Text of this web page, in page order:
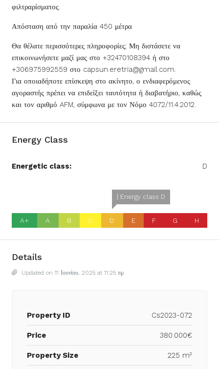
φιλτραρίσματος.
Απόσταση από την παραλία 450 μέτρα
Θα θέλατε περισσότερες πληροφορίες; Μη διστάσετε να
επικοινωνήσετε μαζί μας στο +32470108394 ή στο
+306975992559 στο capsun.eretria@gmail.com.
Για οποιαδήποτε επίσκεψη στο ακίνητο, ο ενδιαφερόμενος
αγοραστής πρέπει να επιδείξει ταυτότητα ή διαβατήριο, καθώς
και τον αριθμό AFM, σύμφωνα με τον Νόμο 4072/11.4.2012.
Energy Class
Energetic class: D
A+ A B C
| Energy class D
D E F G H
Details
Updated on 11 Ιουνίου, 2025 at 11:25 πμ
Property ID Cs2023-072
Price 380.000€
Property Size 225 m²